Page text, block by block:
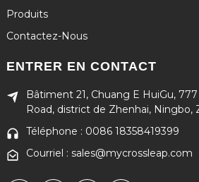
Produits
Contactez-Nous
ENTRER EN CONTACT
Bâtiment 21, Chuang E HuiGu,
Road, district de Zhenhai, Ningbo,
Téléphone : 0086 18358419399
Courriel : sales@mycrossleap.com